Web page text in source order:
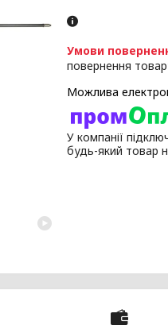
повернення
У компанії
будь-який товар